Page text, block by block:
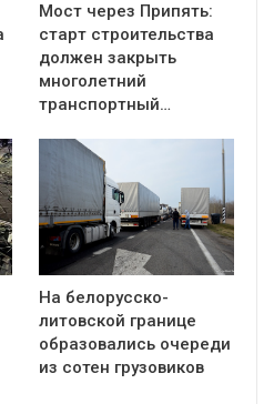
Мост через Припять:
старт строительства
должен закрыть
многолетний
транспортный…
На белорусско-
литовской границе
образовались очереди
из сотен грузовиков